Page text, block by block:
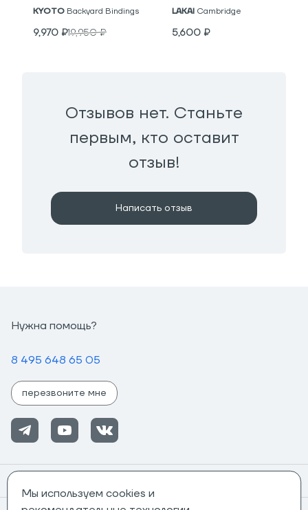
KYOTO Backyard Bindings
9,970 ₽19,950₽
LAKAI Cambridge
5,600 ₽
Отзывов нет. Станьте
первым, кто оставит
отзыв!
Написать отзыв
Нужна помощь?
8 495 648 65 05
перезвоните мне
Мы используем cookies и